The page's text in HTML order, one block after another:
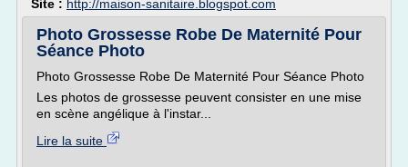
Site : http://maison-sanitaire.blogspot.com
Photo Grossesse Robe De Maternité Pour
Séance Photo
Photo Grossesse Robe De Maternité Pour Séance Photo
Les photos de grossesse peuvent consister en une mise
en scène angélique à l'instar...
Lire la suite